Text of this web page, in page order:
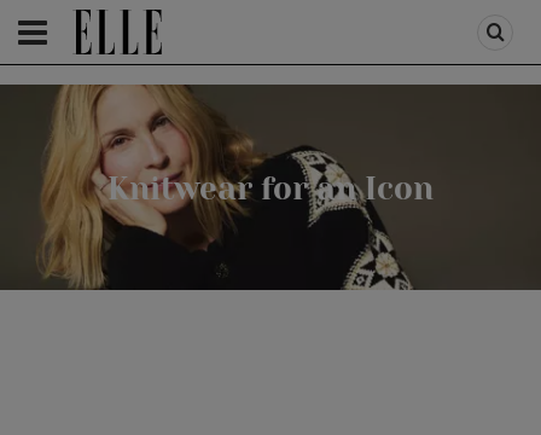
HOMEPAGE /KNITWEAR FOR AN ICON
Knitwear for an Icon